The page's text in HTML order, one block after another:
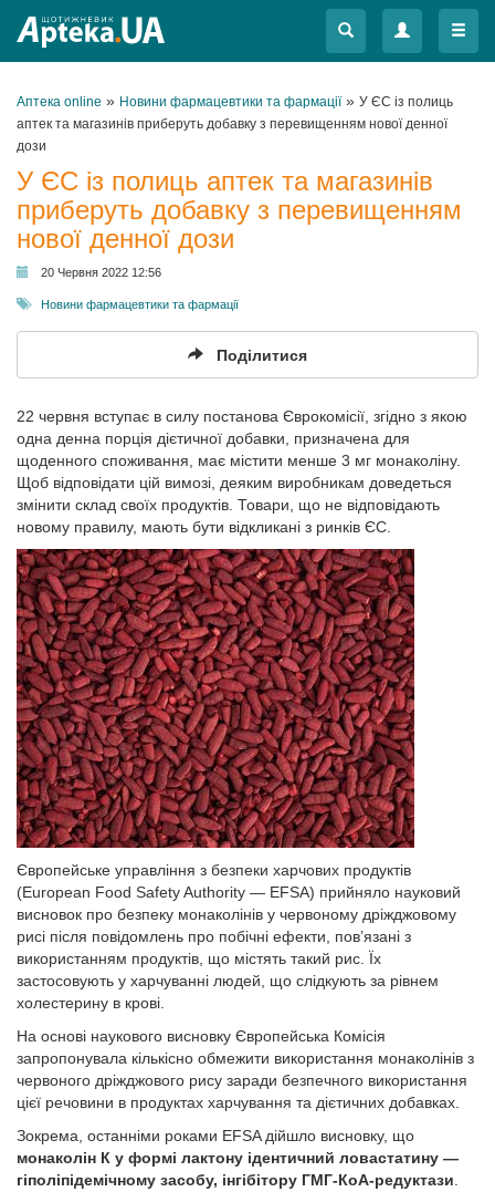
Меню
Меню
Аптека online » Новини фармацевтики та фармації» У ЄС із полиць
аптек та магазинів приберуть добавку з перевищенням нової денної
дози
У ЄС із полиць аптек та магазинів
приберуть добавку з перевищенням
нової денної дози
20 Червня 2022 12:56
Новини фармацевтики та фармації
Поділитися
22 червня вступає в силу постанова Єврокомісії, згідно з якою
одна денна порція дієтичної добавки, призначена для
щоденного споживання, має містити менше 3 мг монаколіну.
Щоб відповідати цій вимозі, деяким виробникам доведеться
змінити склад своїх продуктів. Товари, що не відповідають
новому правилу, мають бути відкликані з ринків ЄС.
Європейське управління з безпеки харчових продуктів
(European Food Safety Authority — EFSA) прийняло науковий
висновок про безпеку монаколінів у червоному дріжджовому
рисі після повідомлень про побічні ефекти, пов’язані з
використанням продуктів, що містять такий рис. Їх
застосовують у харчуванні людей, що слідкують за рівнем
холестерину в крові.
На основі наукового висновку Європейська Комісія
запропонувала кількісно обмежити використання монаколінів з
червоного дріжджового рису заради безпечного використання
цієї речовини в продуктах харчування та дієтичних добавках.
Зокрема, останніми роками EFSA дійшло висновку, що
монаколін К у формі лактону ідентичний ловастатину —
гіполіпідемічному засобу, інгібітору ГМГ-КoА-редуктази